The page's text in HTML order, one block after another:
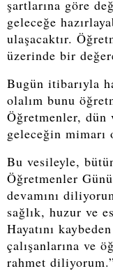
şartlarına göre
geleceğe
ulaşacaktır.
üzerinde bir
Bugün itibarıyla
olalım bunu
Öğretmenler, dün
geleceğin mimarı
Bu vesileyle,
Öğretmenler
devamını
sağlık, huzur ve
Hayatını
çalışanlarına ve
rahmet